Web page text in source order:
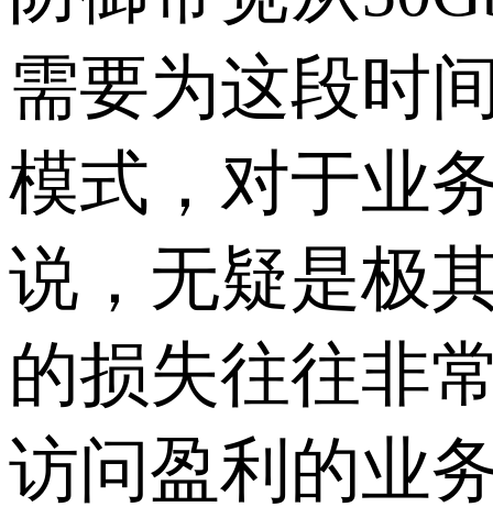
需要为这段时
模式，对于业
说，无疑是极
的损失往往非
访问盈利的业